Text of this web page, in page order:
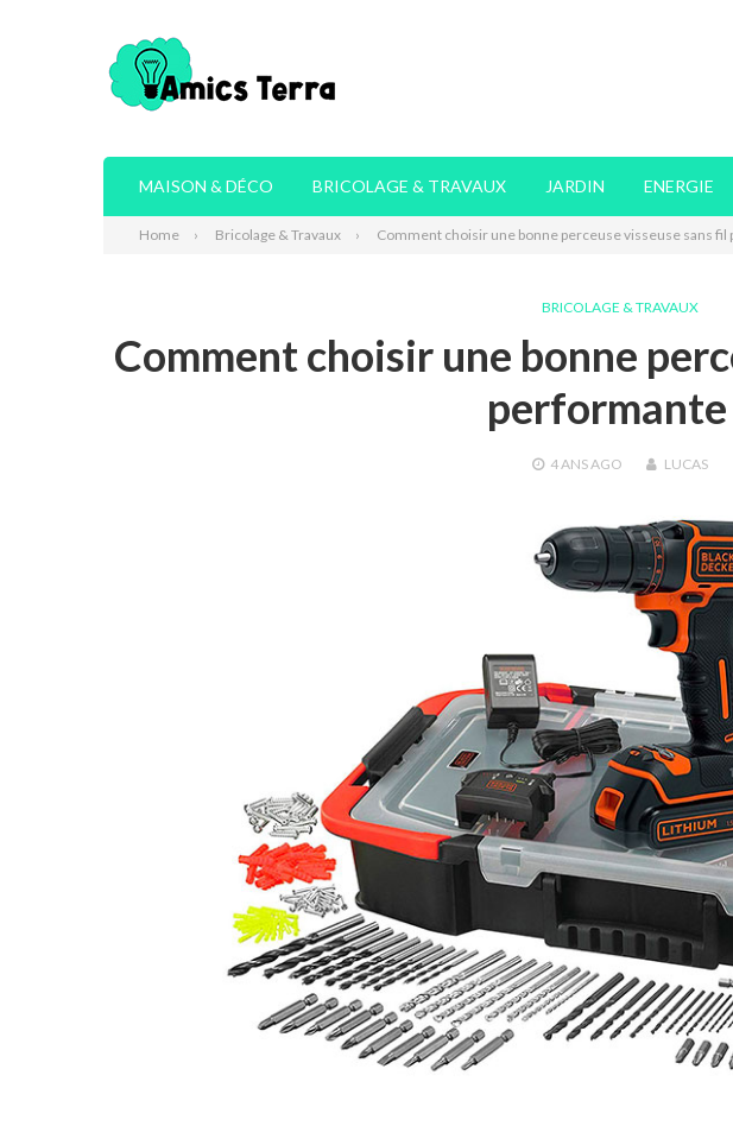
MAISON & DÉCO BRICOLAGE & TRAVAUX JARDIN ENERGIE
Home Bricolage & Travaux Comment choisir une bonne perceuse visseuse sans fil
BRICOLAGE & TRAVAUX
Comment choisir une bonne
performante
4 ANSAGO LUCAS